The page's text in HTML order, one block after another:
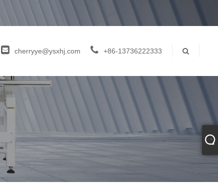
cherryye@ysxhj.com +86-13736222333